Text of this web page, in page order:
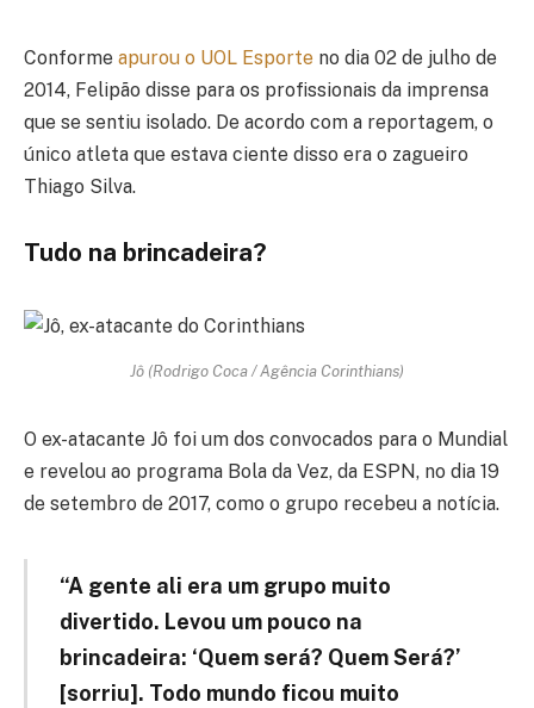
Conforme apurou o UOL Esporte no dia 02 de julho de
2014, Felipão disse para os profissionais da imprensa
que se sentiu isolado. De acordo com a reportagem, o
único atleta que estava ciente disso era o zagueiro
Thiago Silva.
Tudo na brincadeira?
Jô (Rodrigo Coca / Agência Corinthians)
O ex-atacante Jô foi um dos convocados para o Mundial
e revelou ao programa Bola da Vez, da ESPN, no dia 19
de setembro de 2017, como o grupo recebeu a notícia.
“A gente ali era um grupo muito
divertido. Levou um pouco na
brincadeira: ‘Quem será? Quem Será?’
[sorriu]. Todo mundo ficou muito